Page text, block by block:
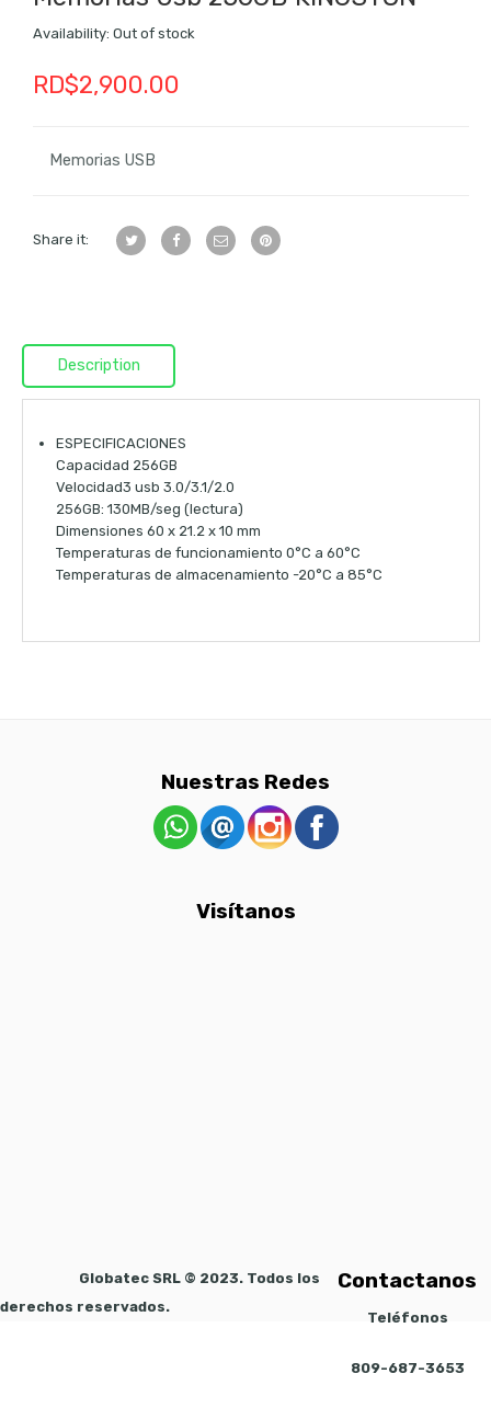
Availability: Out of stock
RD$2,900.00
Memorias USB
Share it:
Description
ESPECIFICACIONES
Capacidad 256GB
Velocidad3 usb 3.0/3.1/2.0
256GB: 130MB/seg (lectura)
Dimensiones 60 x 21.2 x 10 mm
Temperaturas de funcionamiento 0°C a 60°C
Temperaturas de almacenamiento -20°C a 85°C
Nuestras Redes
Visítanos
Contactanos
Teléfonos
809-687-3653
Globatec SRL © 2023. Todos los
derechos reservados.